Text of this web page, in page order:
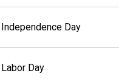
Independence Day
Labor Day